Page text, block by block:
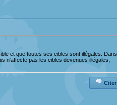
et que toutes ses cibles sont illégales. Dans
n'affecte pas les cibles devenues illégales,
Citer